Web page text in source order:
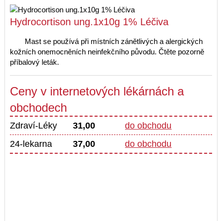
Hydrocortison ung.1x10g 1% Léčiva
Mast se používá při místních zánětlivých a alergických
kožních onemocněních neinfekčního původu. Čtěte pozorně
příbalový leták.
Ceny v internetových lékárnách a
obchodech
Zdraví-Léky 31,00
do obchodu
24-lekarna
37,00 do obchodu